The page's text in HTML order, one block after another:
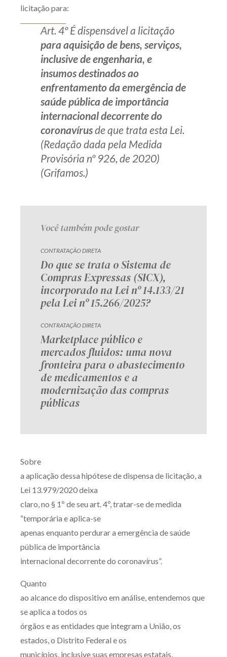
licitação para:
Art. 4º É dispensável a licitação
para aquisição de bens, serviços,
inclusive de engenharia, e
insumos destinados ao
enfrentamento da emergência de
saúde pública de importância
internacional decorrente do
coronavírusde que trata esta Lei.
(Redação dada pela Medida
Provisória nº 926, de 2020)
(Grifamos.)
Você também pode gostar
CONTRATAÇÃO DIRETA
Do que se trata o Sistema de
Compras Expressas (SICX),
incorporado na Lei nº 14.133/21
pela Lei nº 15.266/2025?
CONTRATAÇÃO DIRETA
Marketplace público e
mercados fluidos: uma nova
fronteira para o abastecimento
de medicamentos e a
modernização das compras
públicas
Sobre
a aplicação dessa hipótese de dispensa de licitação, a
Lei 13.979/2020 deixa
claro, no § 1º de seu art. 4º, tratar-se de medida
“temporária e aplica-se
apenas enquanto perdurar a emergência de saúde
pública de importância
internacional decorrente do coronavírus”.
Quanto
ao alcance do dispositivo em análise, entendemos que
se aplica a todos os
órgãos e as entidades que integram a União, os
estados, o Distrito Federal e os
municípios, inclusive suas empresas estatais,